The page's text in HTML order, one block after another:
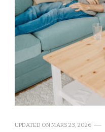
UPDATED ONMARS 23, 2026